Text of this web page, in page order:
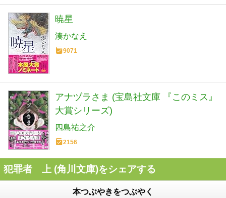
暁星
湊かなえ
9071
アナヅラさま (宝島社文庫 『このミス』
大賞シリーズ)
四島祐之介
2156
犯罪者 上 (角川文庫)をシェアする
本つぶやきをつぶやく